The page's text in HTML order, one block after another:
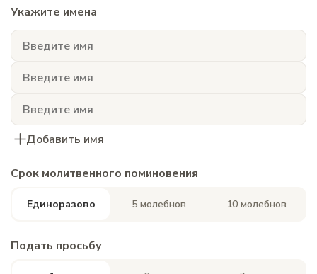
Укажите имена
Добавить имя
Срок молитвенного поминовения
Единоразово 5 молебнов 10 молебнов
Подать просьбу